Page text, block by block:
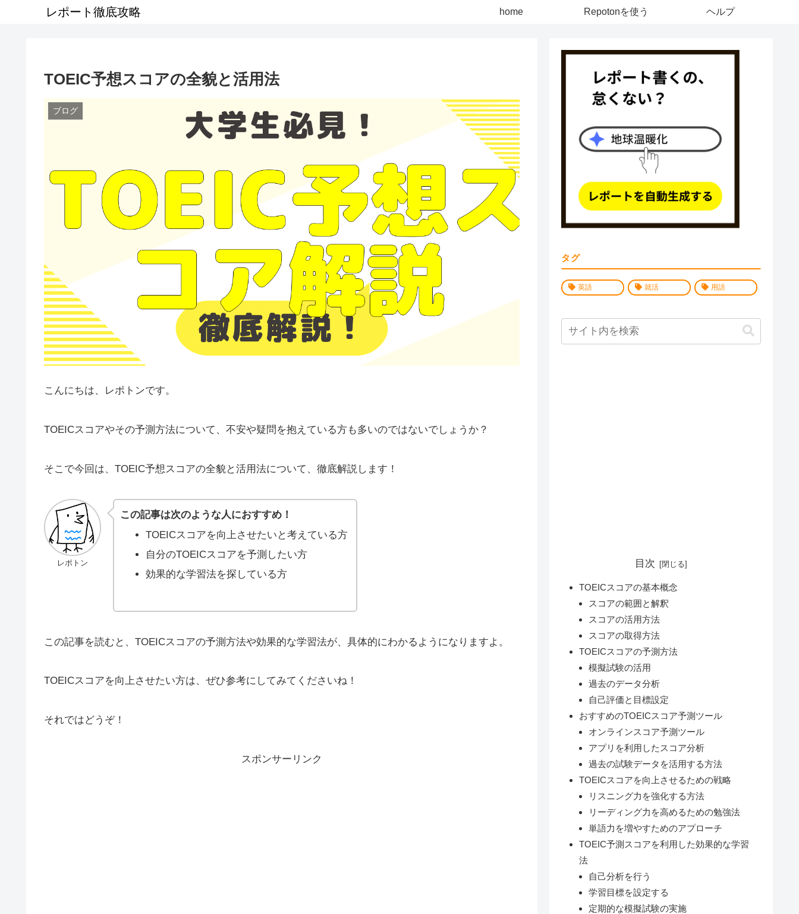
レポート徹底攻略 home Repotonを使う ヘルプ
TOEIC予想スコアの全貌と活用法
ブログ
こんにちは、レポトンです。
TOEICスコアやその予測方法について、不安や疑問を抱えている方も多いのではないでしょうか？
そこで今回は、TOEIC予想スコアの全貌と活用法について、徹底解説します！
レポトン
この記事は次のような人におすすめ！
TOEICスコアを向上させたいと考えている方
自分のTOEICスコアを予測したい方
効果的な学習法を探している方
この記事を読むと、TOEICスコアの予測方法や効果的な学習法が、具体的にわかるようになりますよ。
TOEICスコアを向上させたい方は、ぜひ参考にしてみてくださいね！
それではどうぞ！
スポンサーリンク
タグ
英語 就活 用語
目次
TOEICスコアの基本概念
スコアの範囲と解釈
スコアの活用方法
スコアの取得方法
TOEICスコアの予測方法
模擬試験の活用
過去のデータ分析
自己評価と目標設定
おすすめのTOEICスコア予測ツール
オンラインスコア予測ツール
アプリを利用したスコア分析
過去の試験データを活用する方法
TOEICスコアを向上させるための戦略
リスニング力を強化する方法
リーディング力を高めるための勉強法
単語力を増やすためのアプローチ
TOEIC予測スコアを利用した効果的な学習
法
自己分析を行う
学習目標を設定する
定期的な模擬試験の実施